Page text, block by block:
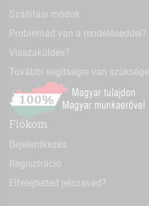
Szállítási módok
Problémád van a rendeléseddel?
Visszaküldés?
További segítségre van
Fiókom
Bejelentkezés
Regisztráció
Elfelejtetted jelszavad?